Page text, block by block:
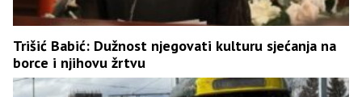
Trišić Babić: Dužnost njegovati kulturu sjećanja na
borce i njihovu žrtvu